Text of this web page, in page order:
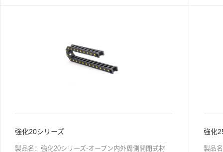
強化20シリーズ
製品名：強化20シリーズ-オープン内外周側開閉式材
強化
製品